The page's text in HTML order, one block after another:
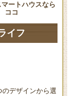
ートハウスなら
ココ
イフ
デザインから選